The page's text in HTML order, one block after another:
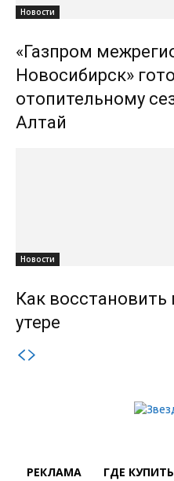
Новости
«Газпром
Новосибирск»
отопительному
Алтай
Новости
Как
утере
РЕКЛАМА ГДЕ